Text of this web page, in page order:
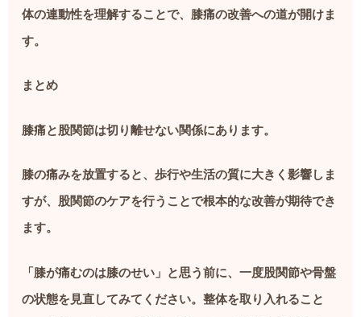
体の連動性を理解することで、膝痛の改善への道が開けま
す。
まとめ
膝痛と股関節は切り離せない関係にあります。
膝の痛みを放置すると、歩行や生活の質に大きく影響しま
すが、股関節のケアを行うことで根本的な改善が期待でき
ます。
「膝が痛むのは膝のせい」と思う前に、一度股関節や骨盤
の状態を見直してみてください。整体を取り入れること